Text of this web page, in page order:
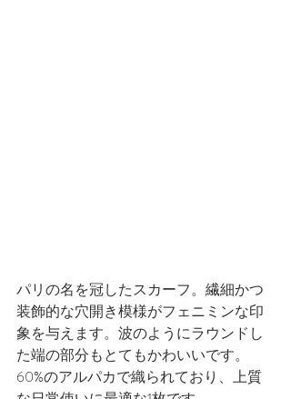
パリの名を冠したスカーフ。繊細かつ
装飾的な穴開き模様がフェニミンな印
象を与えます。波のようにラウンドし
た端の部分もとてもかわいいです。
60%のアルパカで織られており、上質